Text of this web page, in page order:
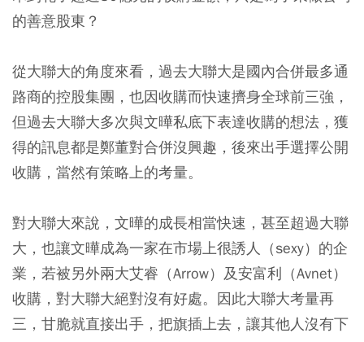
的善意股東？
從大聯大的角度來看，過去大聯大是國內合併最多通
路商的控股集團，也因收購而快速擠身全球前三強，
但過去大聯大多次與文曄私底下表達收購的想法，獲
得的訊息都是鄭董對合併沒興趣，後來出手選擇公開
收購，當然有策略上的考量。
對大聯大來說，文曄的成長相當快速，甚至超過大聯
大，也讓文曄成為一家在市場上很誘人（sexy）的企
業，若被另外兩大艾睿（Arrow）及安富利（Avnet）
收購，對大聯大絕對沒有好處。因此大聯大考量再
三，甘脆就直接出手，把旗插上去，讓其他人沒有下